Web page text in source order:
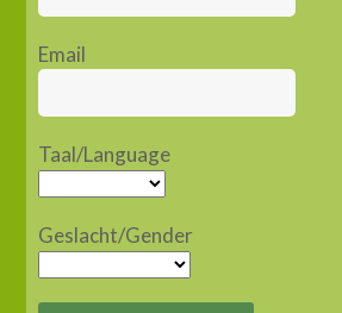
Email
Taal/Language
Geslacht/Gender